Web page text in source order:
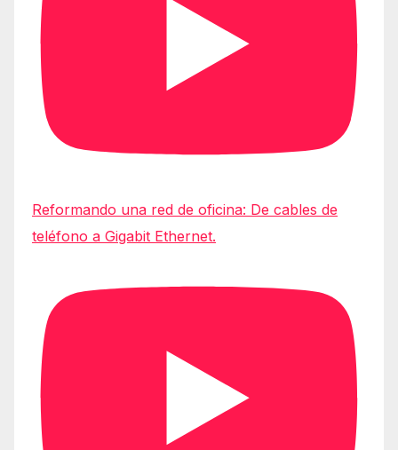
Reformando una red de oficina: De cables de
teléfono a Gigabit Ethernet.